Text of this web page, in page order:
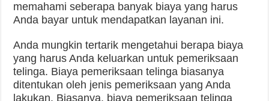
memahami seberapa banyak biaya yang harus
Anda bayar untuk mendapatkan layanan ini.
Anda mungkin tertarik mengetahui berapa biaya
yang harus Anda keluarkan untuk pemeriksaan
telinga. Biaya pemeriksaan telinga biasanya
ditentukan oleh jenis pemeriksaan yang Anda
lakukan. Biasanya, biaya pemeriksaan telinga